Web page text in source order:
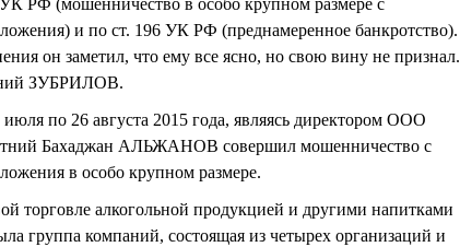
РФ (мошенничество в особо крупном размере с
и по ст. 196 УК РФ (преднамеренное банкротство).
он заметил, что ему все ясно, но свою вину не признал.
ЗУБРИЛОВ.
по 26 августа 2015 года, являясь директором ООО
Бахаджан АЛЬЖАНОВ совершил мошенничество с
в особо крупном размере.
алкогольной продукцией и другими напитками
группа компаний, состоящая из четырех организаций и